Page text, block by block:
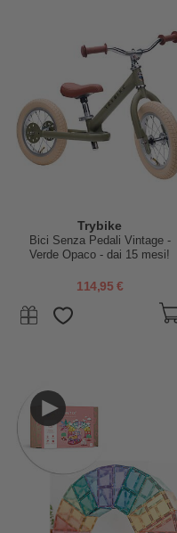
Trybike
Bici Senza Pedali Vintage -
Verde Opaco - dai 15 mesi!
114,95 €